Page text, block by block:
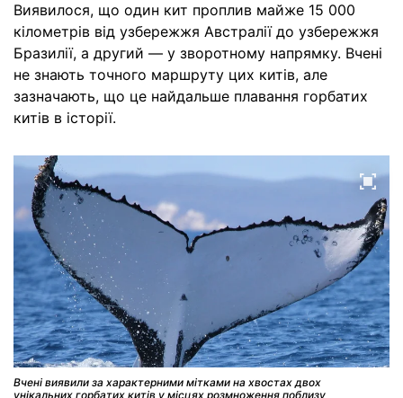
Виявилося, що один кит проплив майже 15 000
кілометрів від узбережжя Австралії до узбережжя
Бразилії, а другий — у зворотному напрямку. Вчені
не знають точного маршруту цих китів, але
зазначають, що це найдальше плавання горбатих
китів в історії.
Вчені виявили за характерними мітками на хвостах двох
унікальних горбатих китів у місцях розмноження поблизу